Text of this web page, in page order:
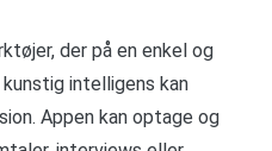
der på en enkel og
intelligens kan
Appen kan optage og